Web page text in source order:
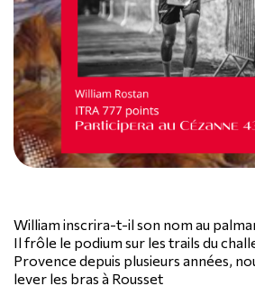
William inscrira-t-il son nom au
Il frôle le podium sur les trails du
Provence depuis plusieurs années,
lever les bras à Rousset